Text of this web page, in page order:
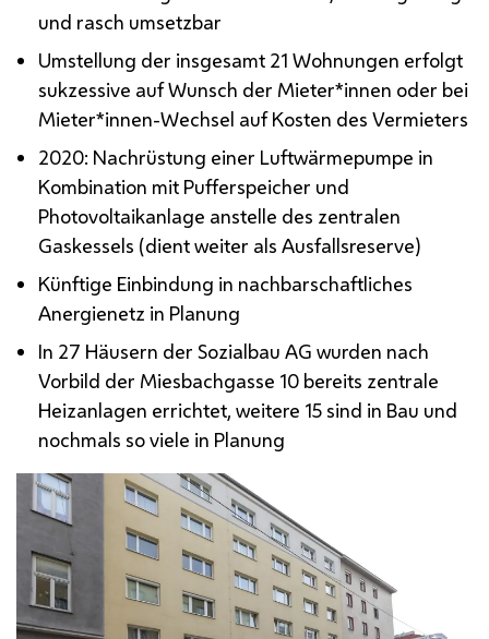
und rasch umsetzbar
Umstellung der insgesamt 21 Wohnungen erfolgt
sukzessive auf Wunsch der Mieter*innen oder bei
Mieter*innen-Wechsel auf Kosten des Vermieters
2020: Nachrüstung einer Luftwärmepumpe in
Kombination mit Pufferspeicher und
Photovoltaikanlage anstelle des zentralen
Gaskessels (dient weiter als Ausfallsreserve)
Künftige Einbindung in nachbarschaftliches
Anergienetz in Planung
In 27 Häusern der SozialbauAG wurden nach
Vorbild der Miesbachgasse 10 bereits zentrale
Heizanlagen errichtet, weitere 15 sind in Bau und
nochmals so viele in Planung